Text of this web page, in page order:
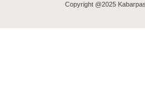
Copyright @2025